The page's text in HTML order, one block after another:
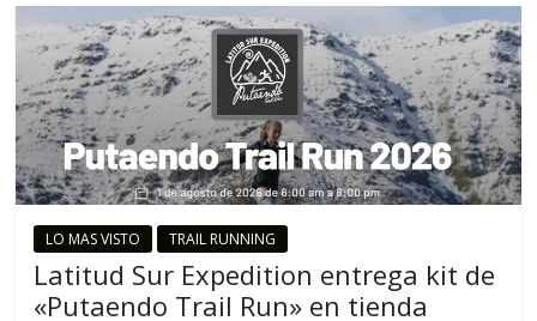
s
c
o
n
t
LO MAS VISTO TRAIL RUNNING
Latitud Sur Expedition entrega kit de
«Putaendo Trail Run» en tienda